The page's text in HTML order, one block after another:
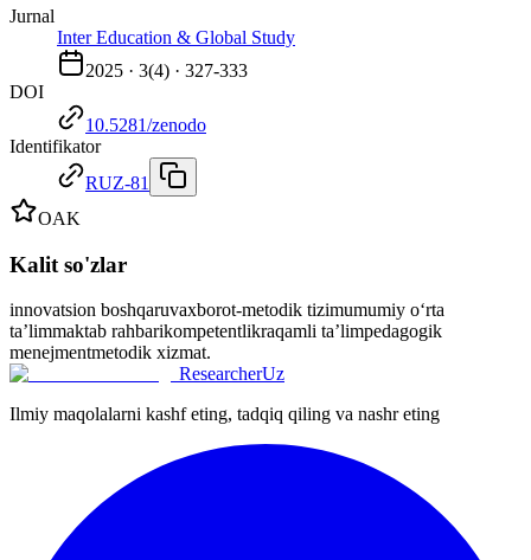
Jurnal
Inter Education & Global Study
2025 · 3(4) · 327-333
DOI
10.5281/zenodo
Identifikator
RUZ-81
OAK
Kalit so'zlar
innovatsion boshqaruvaxborot-metodik tizimumumiy o‘rta
ta’limmaktab rahbarikompetentlikraqamli ta’limpedagogik
menejmentmetodik xizmat.
ResearcherUz
Ilmiy maqolalarni kashf eting, tadqiq qiling va nashr eting